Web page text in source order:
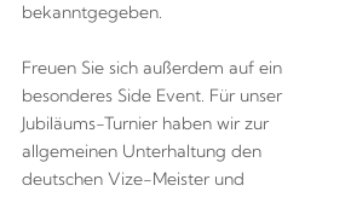
bekanntgegeben.
Freuen Sie sich außerdem auf ein
besonderes Side Event. Für unser
Jubiläums-Turnier haben wir zur
allgemeinen Unterhaltung den
deutschen Vize-Meister und